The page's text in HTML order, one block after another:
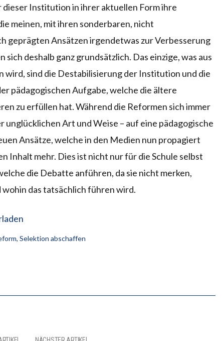
Institution in ihrer aktuellen Form ihre
meinen, mit ihren sonderbaren, nicht
geprägten Ansätzen irgendetwas zur Verbesserung
deshalb ganz grundsätzlich. Das einzige, was aus
sind die Destabilisierung der Institution und die
pädagogischen Aufgabe, welche die ältere
zu erfüllen hat. Während die Reformen sich immer
unglücklichen Art und Weise – auf eine pädagogische
Ansätze, welche in den Medien nun propagiert
Inhalt mehr. Dies ist nicht nur für die Schule selbst
die Debatte anführen, da sie nicht merken,
das tatsächlich führen wird.
, Selektion abschaffen